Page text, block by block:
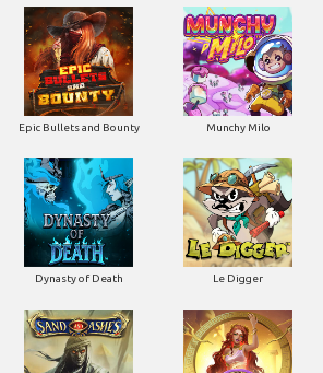
Epic Bullets and Bounty Munchy Milo
Dynasty of Death Le Digger